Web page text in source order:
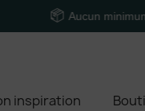
Aucun minimum de
inspiration